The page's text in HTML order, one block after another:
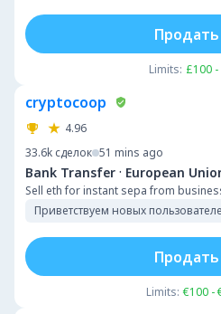
Limits: £100
Продать
cryptocoop
4.96
33.6k сделок 51 mins ago
Bank Transfer · European
Sell eth for instant sepa from
Приветствуем новых
Limits: €100 -
Продать